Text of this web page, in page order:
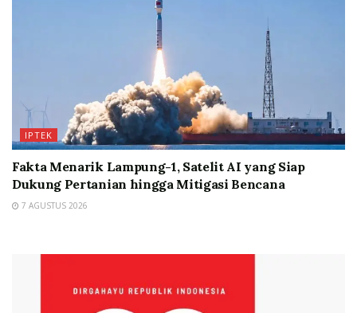
IPTEK
Fakta Menarik Lampung-1, Satelit AI yang Siap
Dukung Pertanian hingga Mitigasi Bencana
7 AGUSTUS 2026